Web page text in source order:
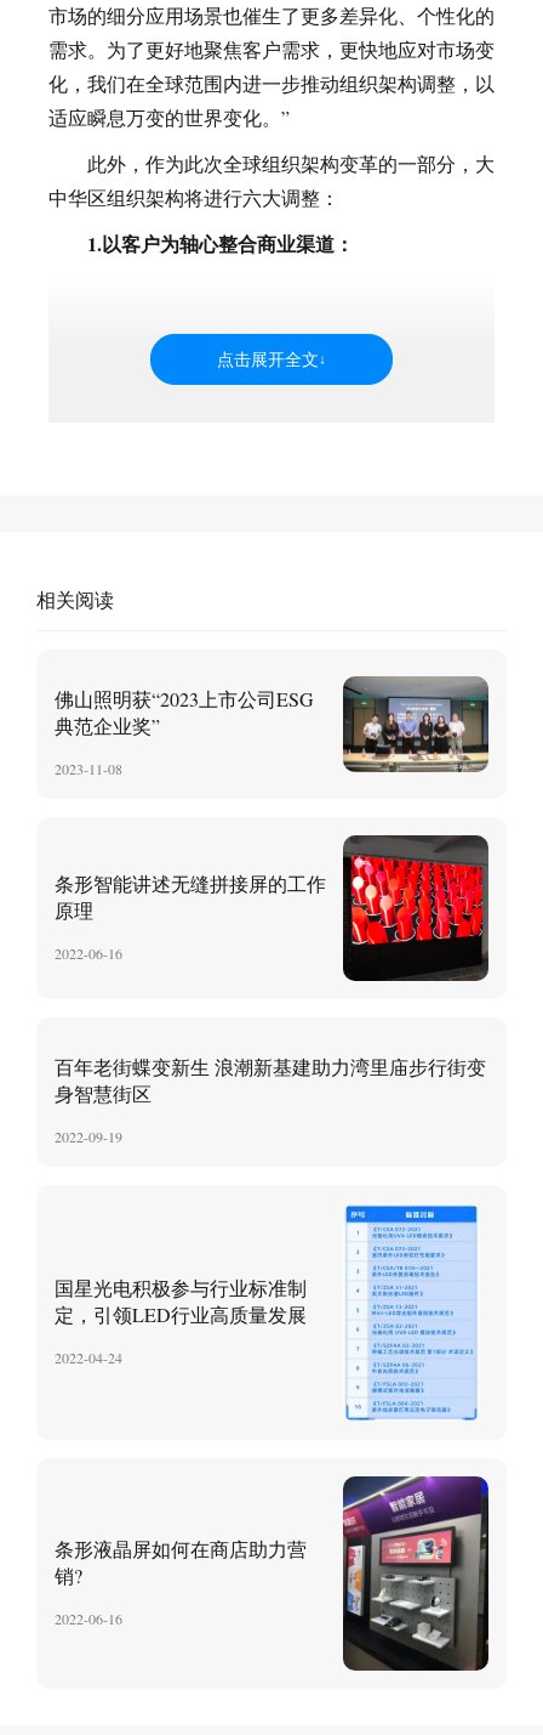
市场的细分应用场景也催生了更多差异化、个性化的
需求。为了更好地聚焦客户需求，更快地应对市场变
化，我们在全球范围内进一步推动组织架构调整，以
适应瞬息万变的世界变化。”
此外，作为此次全球组织架构变革的一部分，大
中华区组织架构将进行六大调整：
1.以客户为轴心整合商业渠道：
相关阅读
佛山照明获“2023上市公司ESG
典范企业奖”
2023-11-08
条形智能讲述无缝拼接屏的工作
原理
2022-06-16
百年老街蝶变新生 浪潮新基建助力湾里庙步行街变
身智慧街区
2022-09-19
国星光电积极参与行业标准制
定，引领LED行业高质量发展
2022-04-24
条形液晶屏如何在商店助力营
销?
2022-06-16